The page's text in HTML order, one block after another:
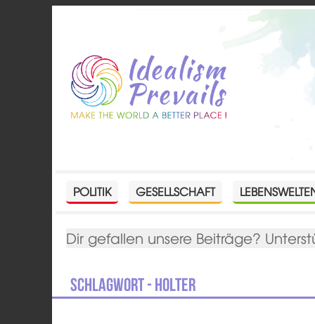
POLITIK GESELLSCHAFT
Dir gefallen unsere Beiträge?
Schlagwort - Holter